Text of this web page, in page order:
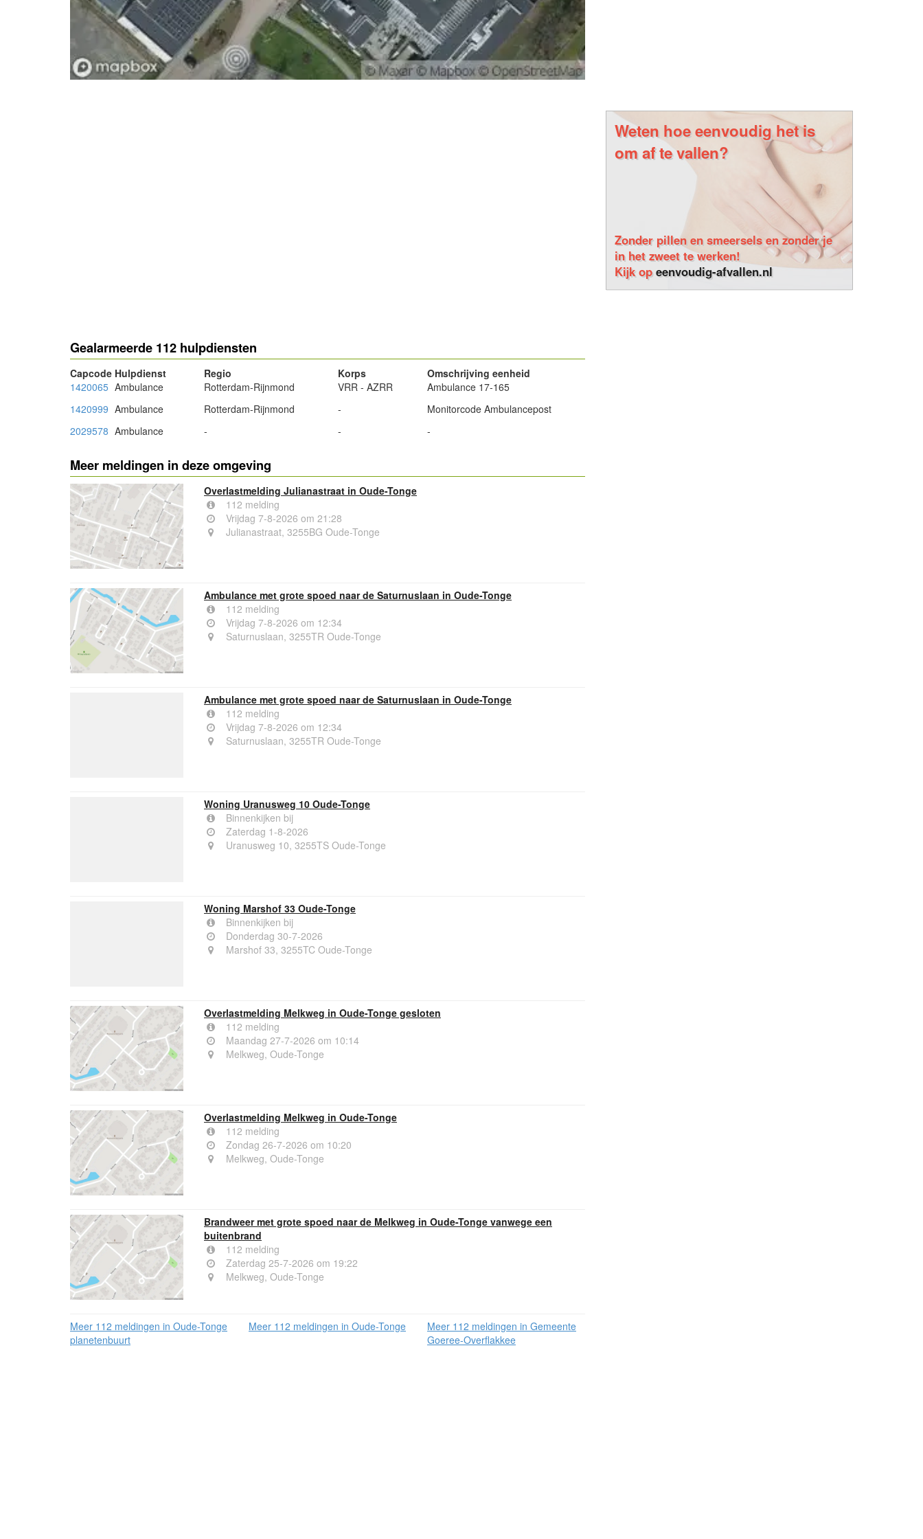
Gealarmeerde 112 hulpdiensten
Capcode Hulpdienst Regio Korps
Omschrijving eenheid
1420065 Ambulance Rotterdam-Rijnmond VRR - AZRR
Ambulance 17-165
1420999 Ambulance Rotterdam-Rijnmond -
Monitorcode Ambulancepost
2029578 Ambulance - - -
Meer meldingen in deze omgeving
Overlastmelding Julianastraat in Oude-Tonge
112 melding
Vrijdag 7-8-2026 om 21:28
Julianastraat, 3255BG Oude-Tonge
Ambulance met grote spoed naar de Saturnuslaan in Oude-Tonge
112 melding
Vrijdag 7-8-2026 om 12:34
Saturnuslaan, 3255TR Oude-Tonge
Ambulance met grote spoed naar de Saturnuslaan in Oude-Tonge
112 melding
Vrijdag 7-8-2026 om 12:34
Saturnuslaan, 3255TR Oude-Tonge
Woning Uranusweg 10 Oude-Tonge
Binnenkijken bij
Zaterdag 1-8-2026
Uranusweg 10, 3255TS Oude-Tonge
Woning Marshof 33 Oude-Tonge
Binnenkijken bij
Donderdag 30-7-2026
Marshof 33, 3255TC Oude-Tonge
Overlastmelding Melkweg in Oude-Tonge gesloten
112 melding
Maandag 27-7-2026 om 10:14
Melkweg, Oude-Tonge
Overlastmelding Melkweg in Oude-Tonge
112 melding
Zondag 26-7-2026 om 10:20
Melkweg, Oude-Tonge
Brandweer met grote spoed naar de Melkweg in Oude-Tonge vanwege een
buitenbrand
112 melding
Zaterdag 25-7-2026 om 19:22
Melkweg, Oude-Tonge
Meer 112 meldingen in Oude-Tonge
planetenbuurt
Meer 112 meldingen in Oude-Tonge
Meer 112 meldingen in Gemeente
Goeree-Overflakkee
Weten hoe eenvoudig het is
om af te vallen?
Zonder pillen en smeersels en zonder je
in het zweet te werken!
Kijk opeenvoudig-afvallen.nl